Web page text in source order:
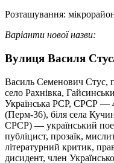
Розташування:
Варіанти нової назви:
Вулиця Василя
Василь Семенович Стус,
село Рахнівка,
Українська РСР, СРСР —
(Перм-36), біля села
СРСР) — український
публіцист, прозаїк,
літературний критик,
дисидент, член